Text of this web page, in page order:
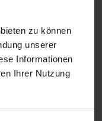
zu können
unserer
Informationen
Ihrer Nutzung